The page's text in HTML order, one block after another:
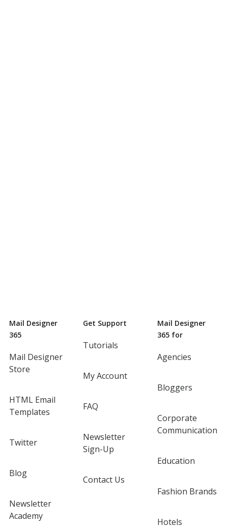
Mail Designer
365
Mail Designer
Store
HTML Email
Templates
Twitter
Blog
Newsletter
Academy
Get Support
Tutorials
My Account
FAQ
Newsletter
Sign-Up
Contact Us
Mail Designer
365 for
Agencies
Bloggers
Corporate
Communication
Education
Fashion Brands
Hotels